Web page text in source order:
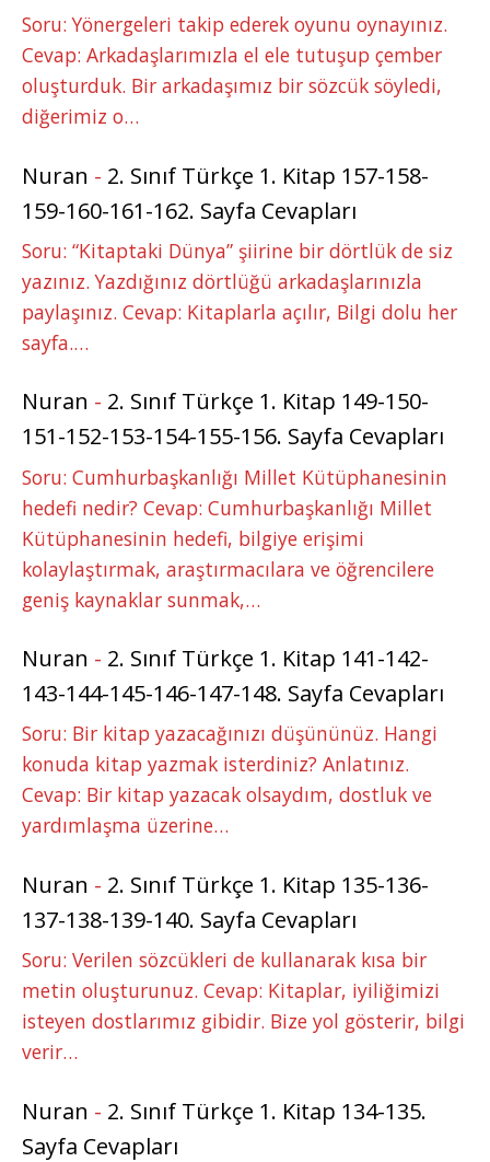
Soru: Yönergeleri takip ederek oyunu oynayınız.
Cevap: Arkadaşlarımızla el ele tutuşup çember
oluşturduk. Bir arkadaşımız bir sözcük söyledi,
diğerimiz o…
Nuran - 2. Sınıf Türkçe 1. Kitap 157-158-
159-160-161-162. Sayfa Cevapları
Soru: “Kitaptaki Dünya” şiirine bir dörtlük de siz
yazınız. Yazdığınız dörtlüğü arkadaşlarınızla
paylaşınız. Cevap: Kitaplarla açılır, Bilgi dolu her
sayfa.…
Nuran - 2. Sınıf Türkçe 1. Kitap 149-150-
151-152-153-154-155-156. Sayfa Cevapları
Soru: Cumhurbaşkanlığı Millet Kütüphanesinin
hedefi nedir? Cevap: Cumhurbaşkanlığı Millet
Kütüphanesinin hedefi, bilgiye erişimi
kolaylaştırmak, araştırmacılara ve öğrencilere
geniş kaynaklar sunmak,…
Nuran - 2. Sınıf Türkçe 1. Kitap 141-142-
143-144-145-146-147-148. Sayfa Cevapları
Soru: Bir kitap yazacağınızı düşününüz. Hangi
konuda kitap yazmak isterdiniz? Anlatınız.
Cevap: Bir kitap yazacak olsaydım, dostluk ve
yardımlaşma üzerine…
Nuran - 2. Sınıf Türkçe 1. Kitap 135-136-
137-138-139-140. Sayfa Cevapları
Soru: Verilen sözcükleri de kullanarak kısa bir
metin oluşturunuz. Cevap: Kitaplar, iyiliğimizi
isteyen dostlarımız gibidir. Bize yol gösterir, bilgi
verir…
Nuran - 2. Sınıf Türkçe 1. Kitap 134-135.
Sayfa Cevapları